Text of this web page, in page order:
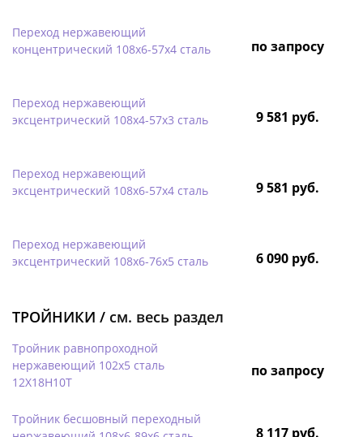
Переход нержавеющий
концентрический 108х6-57х4 сталь
по запросу
Переход нержавеющий
эксцентрический 108х4-57х3 сталь
9 581 руб.
Переход нержавеющий
эксцентрический 108х6-57х4 сталь
9 581 руб.
Переход нержавеющий
эксцентрический 108х6-76х5 сталь
6 090 руб.
ТРОЙНИКИ / см. весь раздел
Тройник равнопроходной
нержавеющий 102х5 сталь
12Х18Н10Т
по запросу
Тройник бесшовный переходный
8 117 руб.